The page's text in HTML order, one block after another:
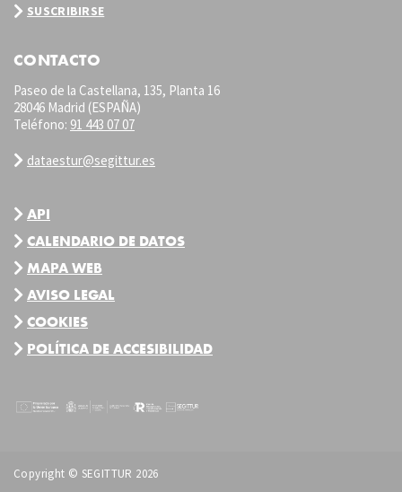
SUSCRIBIRSE
CONTACTO
Paseo de la Castellana, 135, Planta 16
28046 Madrid (ESPAÑA)
Teléfono: 91 443 07 07
dataestur@segittur.es
API
CALENDARIO DE DATOS
MAPA WEB
AVISO LEGAL
COOKIES
POLÍTICA DE ACCESIBILIDAD
Copyright © SEGITTUR 2026